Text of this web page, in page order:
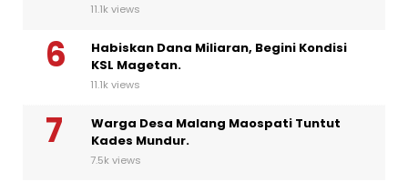
11.1k views
Habiskan Dana Miliaran, Begini Kondisi
KSL Magetan.
11.1k views
Warga Desa Malang Maospati Tuntut
Kades Mundur.
7.5k views